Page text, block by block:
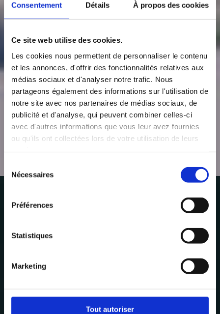
Consentement Détails À propos des cookies
Ce site web utilise des cookies.
Les cookies nous permettent de personnaliser le contenu
et les annonces, d'offrir des fonctionnalités relatives aux
médias sociaux et d'analyser notre trafic. Nous
partageons également des informations sur l'utilisation de
notre site avec nos partenaires de médias sociaux, de
publicité et d'analyse, qui peuvent combiner celles-ci
avec d'autres informations que vous leur avez fournies
ou qu'ils ont collectées lors de votre utilisation de leurs
du Nécessaires
Préférences
Statistiques
Marketing
Tout autoriser
Location à l’île
appartement et